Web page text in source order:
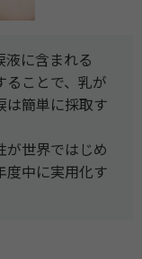
に含まれる
ることで、乳が
は簡単に採取す
世界ではじめ
度中に実⽤化す